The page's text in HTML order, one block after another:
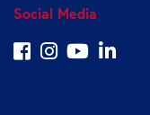
Social Media